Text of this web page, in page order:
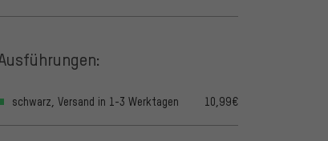
schwarz, Versand in 1-3 Werktagen 10,99€